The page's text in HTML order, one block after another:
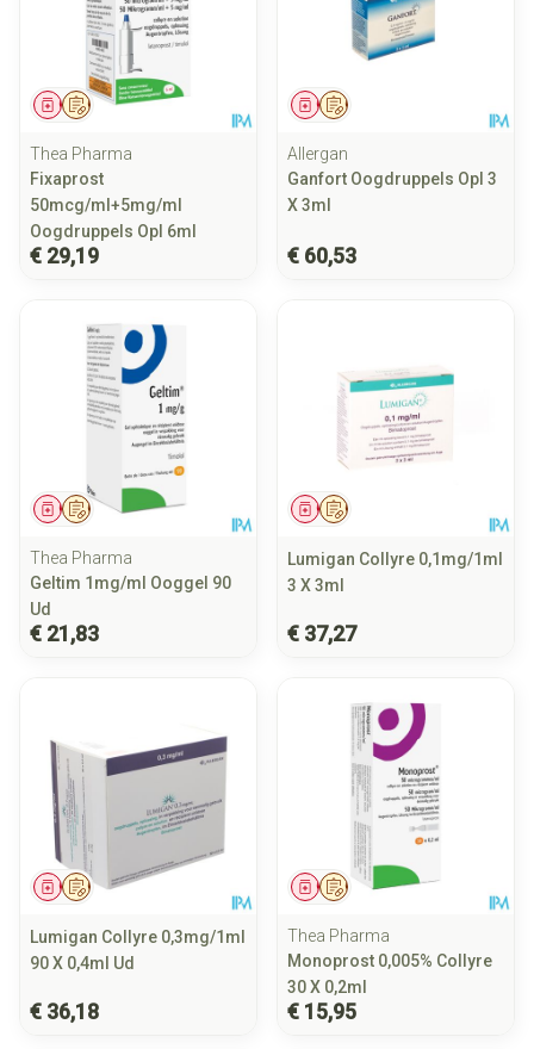
Op voorschrift
Geneesmiddel
Thea Pharma
Fixaprost
50mcg/ml+5mg/ml
Oogdruppels Opl 6ml
€ 29,19
Op voorschrift
Geneesmiddel
Allergan
Ganfort Oogdruppels Opl 3
X 3ml
€ 60,53
Op voorschrift
Geneesmiddel
Thea Pharma
Geltim 1mg/ml Ooggel 90
Ud
€ 21,83
Op voorschrift
Geneesmiddel
Lumigan Collyre 0,1mg/1ml
3 X 3ml
€ 37,27
Op voorschrift
Geneesmiddel
Lumigan Collyre 0,3mg/1ml
90 X 0,4ml Ud
€ 36,18
Op voorschrift
Geneesmiddel
Thea Pharma
Monoprost 0,005% Collyre
30 X 0,2ml
€ 15,95